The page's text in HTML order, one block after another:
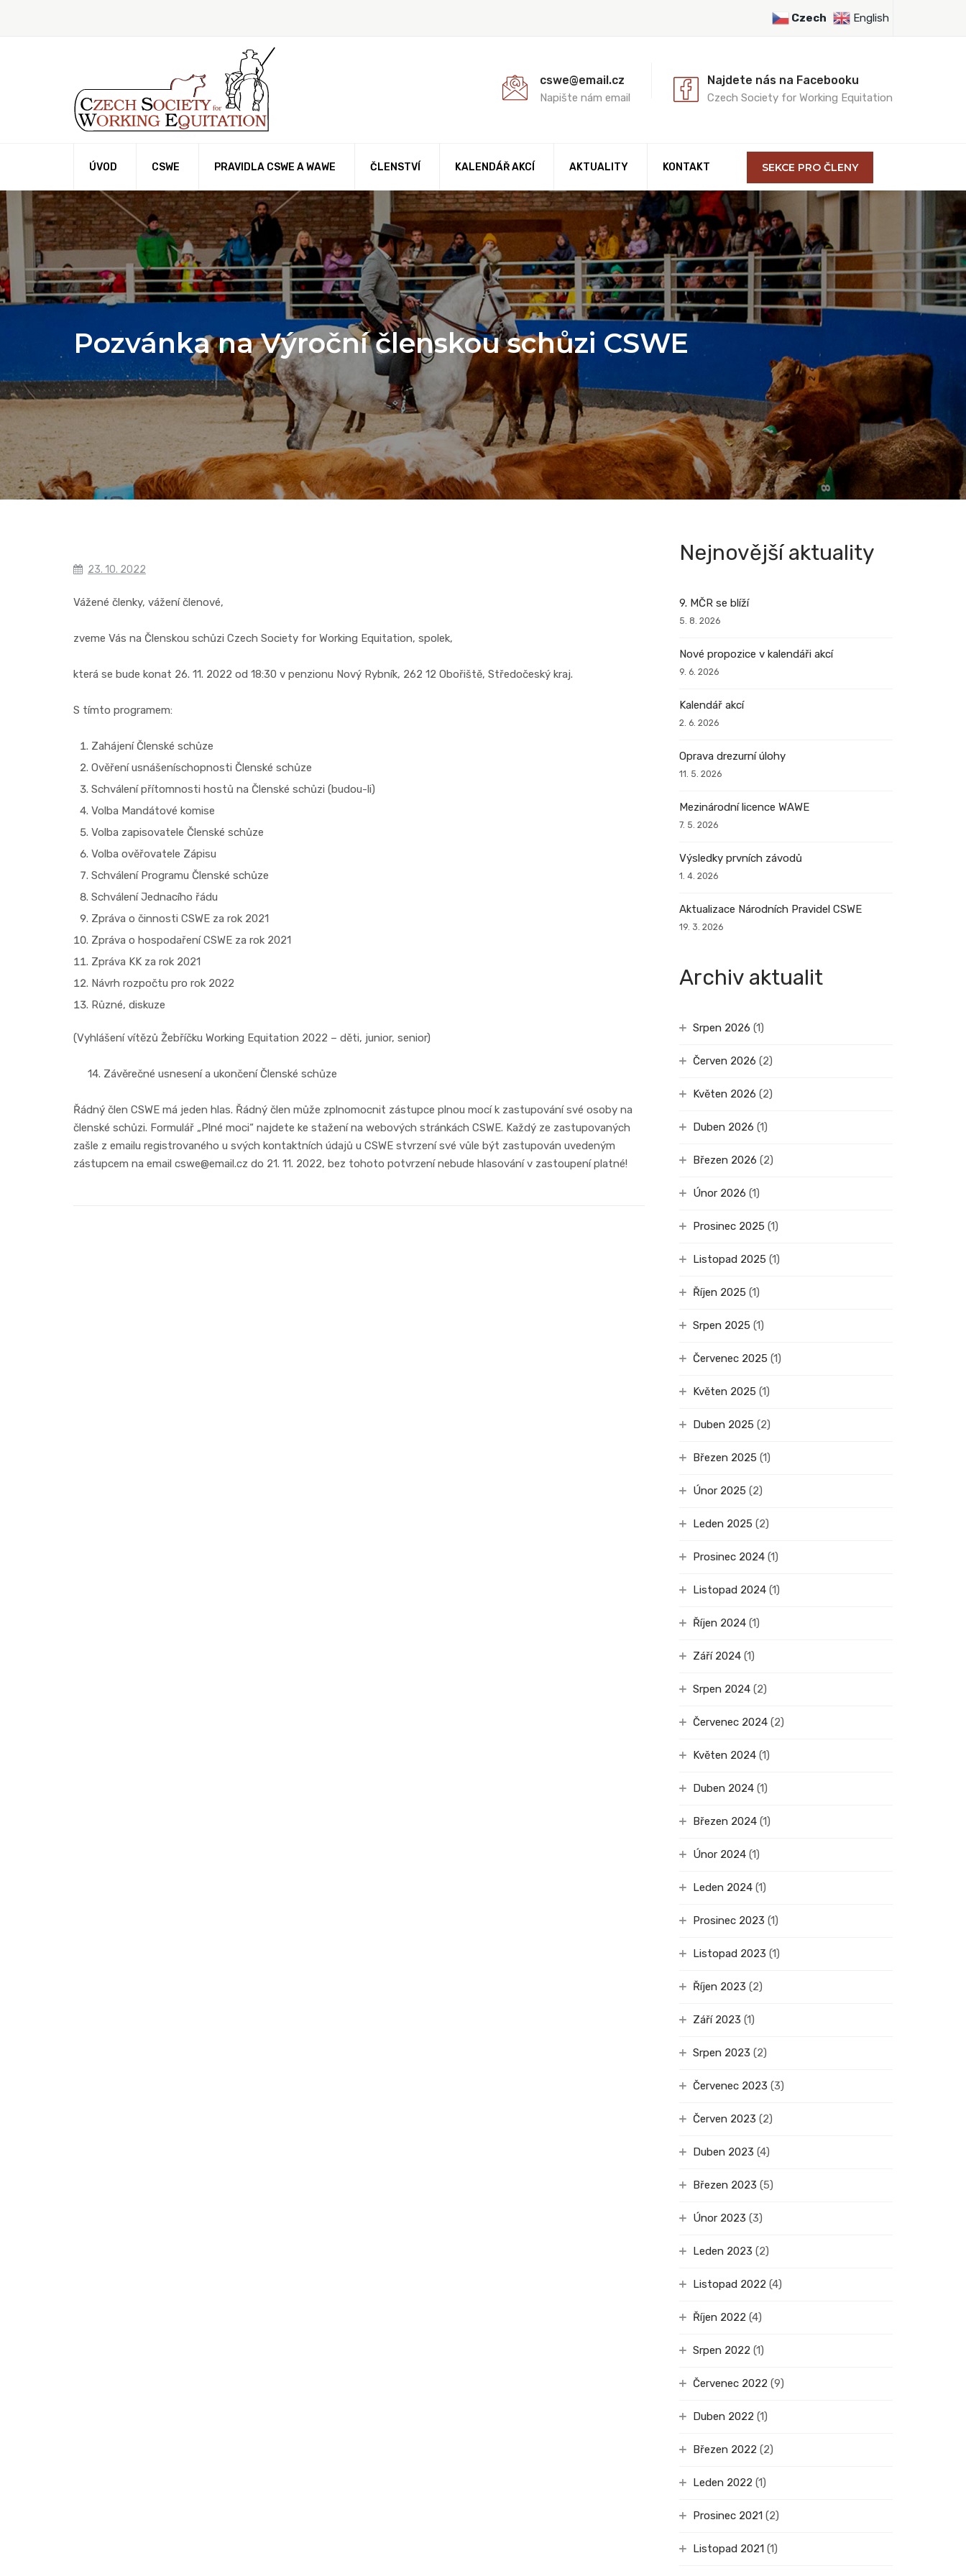
Czech English
cswe@email.cz
Napište nám email
Najdete nás na Facebooku
Czech Society for Working Equitation
ÚVOD CSWE PRAVIDLA CSWE A WAWE ČLENSTVÍ KALENDÁŘ AKCÍ AKTUALITY KONTAKT SEKCE PRO ČLENY
Pozvánka na Výroční členskou schůzi CSWE
23. 10. 2022
Vážené členky, vážení členové,
zveme Vás na Členskou schůzi Czech Society for Working Equitation, spolek,
která se bude konat 26. 11. 2022 od 18:30 v penzionu Nový Rybník, 262 12 Obořiště, Středočeský kraj.
S tímto programem:
Zahájení Členské schůze
Ověření usnášeníschopnosti Členské schůze
Schválení přítomnosti hostů na Členské schůzi (budou-li)
Volba Mandátové komise
Volba zapisovatele Členské schůze
Volba ověřovatele Zápisu
Schválení Programu Členské schůze
Schválení Jednacího řádu
Zpráva o činnosti CSWE za rok 2021
Zpráva o hospodaření CSWE za rok 2021
Zpráva KK za rok 2021
Návrh rozpočtu pro rok 2022
Různé, diskuze
(Vyhlášení vítězů Žebříčku Working Equitation 2022 – děti, junior, senior)
14. Závěrečné usnesení a ukončení Členské schůze
Řádný člen CSWE má jeden hlas. Řádný člen může zplnomocnit zástupce plnou mocí k zastupování své osoby na
členské schůzi. Formulář „Plné moci“ najdete ke stažení na webových stránkách CSWE. Každý ze zastupovaných
zašle z emailu registrovaného u svých kontaktních údajů u CSWE stvrzení své vůle být zastupován uvedeným
zástupcem na email cswe@email.cz do 21. 11. 2022, bez tohoto potvrzení nebude hlasování v zastoupení platné!
Nejnovější aktuality
9. MČR se blíží
5. 8. 2026
Nové propozice v kalendáři akcí
9. 6. 2026
Kalendář akcí
2. 6. 2026
Oprava drezurní úlohy
11. 5. 2026
Mezinárodní licence WAWE
7. 5. 2026
Výsledky prvních závodů
1. 4. 2026
Aktualizace Národních Pravidel CSWE
19. 3. 2026
Archiv aktualit
Srpen 2026 (1)
Červen 2026 (2)
Květen 2026 (2)
Duben 2026 (1)
Březen 2026 (2)
Únor 2026 (1)
Prosinec 2025 (1)
Listopad 2025 (1)
Říjen 2025 (1)
Srpen 2025 (1)
Červenec 2025 (1)
Květen 2025 (1)
Duben 2025 (2)
Březen 2025 (1)
Únor 2025 (2)
Leden 2025 (2)
Prosinec 2024 (1)
Listopad 2024 (1)
Říjen 2024 (1)
Září 2024 (1)
Srpen 2024 (2)
Červenec 2024 (2)
Květen 2024 (1)
Duben 2024 (1)
Březen 2024 (1)
Únor 2024 (1)
Leden 2024 (1)
Prosinec 2023 (1)
Listopad 2023 (1)
Říjen 2023 (2)
Září 2023 (1)
Srpen 2023 (2)
Červenec 2023 (3)
Červen 2023 (2)
Duben 2023 (4)
Březen 2023 (5)
Únor 2023 (3)
Leden 2023 (2)
Listopad 2022 (4)
Říjen 2022 (4)
Srpen 2022 (1)
Červenec 2022 (9)
Duben 2022 (1)
Březen 2022 (2)
Leden 2022 (1)
Prosinec 2021 (2)
Listopad 2021 (1)